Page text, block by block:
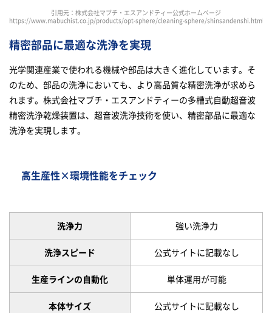
引用元：株式会社マブチ・エスアンドティー公式ホームページ
https://www.mabuchist.co.jp/products/opt-sphere/cleaning-sphere/shinsandenshi.html
精密部品に最適な洗浄を実現
光学関連産業で使われる機械や部品は大きく進化しています。そ
のため、部品の洗浄においても、より高品質な精密洗浄が求めら
れます。株式会社マブチ・エスアンドティーの多槽式自動超音波
精密洗浄乾燥装置は、超音波洗浄技術を使い、精密部品に最適な
洗浄を実現します。
高生産性×環境性能をチェック
洗浄力 強い洗浄力
洗浄スピード 公式サイトに記載なし
生産ラインの自動化 単体運用が可能
本体サイズ 公式サイトに記載なし